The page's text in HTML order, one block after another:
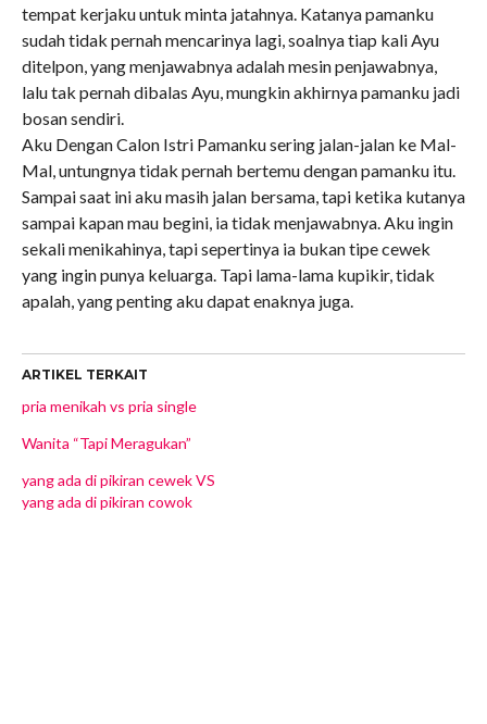
tempat kerjaku untuk minta jatahnya. Katanya pamanku
sudah tidak pernah mencarinya lagi, soalnya tiap kali Ayu
ditelpon, yang menjawabnya adalah mesin penjawabnya,
lalu tak pernah dibalas Ayu, mungkin akhirnya pamanku jadi
bosan sendiri.
Aku Dengan Calon Istri Pamanku sering jalan-jalan ke Mal-
Mal, untungnya tidak pernah bertemu dengan pamanku itu.
Sampai saat ini aku masih jalan bersama, tapi ketika kutanya
sampai kapan mau begini, ia tidak menjawabnya. Aku ingin
sekali menikahinya, tapi sepertinya ia bukan tipe cewek
yang ingin punya keluarga. Tapi lama-lama kupikir, tidak
apalah, yang penting aku dapat enaknya juga.
ARTIKEL TERKAIT
pria menikah vs pria single
Wanita “Tapi Meragukan”
yang ada di pikiran cewek VS
yang ada di pikiran cowok